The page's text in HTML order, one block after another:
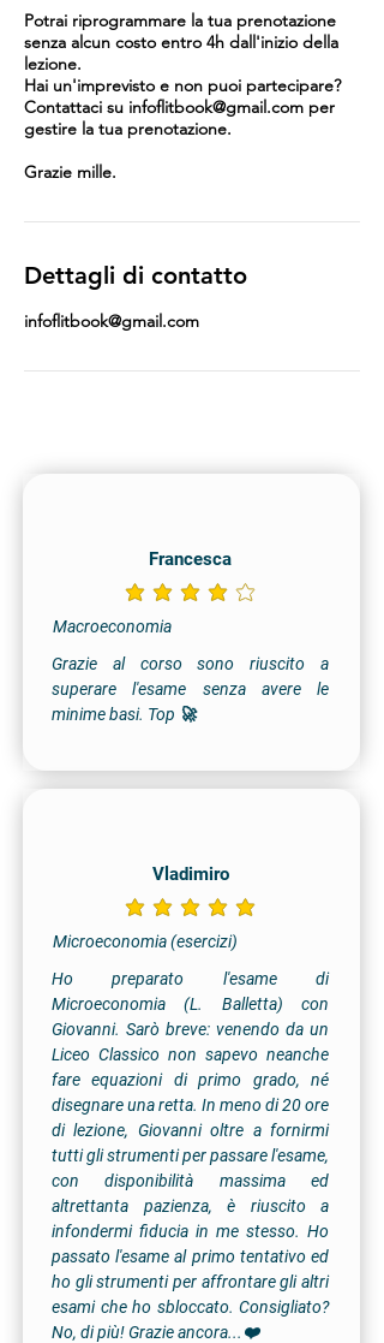
Potrai riprogrammare la tua prenotazione
senza alcun costo entro 4h dall'inizio della
lezione.
Hai un'imprevisto e non puoi partecipare?
Contattaci su infoflitbook@gmail.com per
gestire la tua prenotazione.
Grazie mille.
Dettagli di contatto
infoflitbook@gmail.com
Francesca
la valutazione media è 4 su
Macroeconomia
Grazie al corso sono riuscito a
superare l'esame senza avere le
minime basi. Top 🚀
Vladimiro
la valutazione media è 5 su
Microeconomia (esercizi)
Ho preparato l'esame di
Microeconomia (L. Balletta) con
Giovanni. Sarò breve: venendo da un
Liceo Classico non sapevo neanche
fare equazioni di primo grado, né
disegnare una retta. In meno di 20 ore
di lezione, Giovanni oltre a fornirmi
tutti gli strumenti per passare l'esame,
con disponibilità massima ed
altrettanta pazienza, è riuscito a
infondermi fiducia in me stesso. Ho
passato l'esame al primo tentativo ed
ho gli strumenti per affrontare gli altri
esami che ho sbloccato. Consigliato?
No, di più! Grazie ancora...❤️